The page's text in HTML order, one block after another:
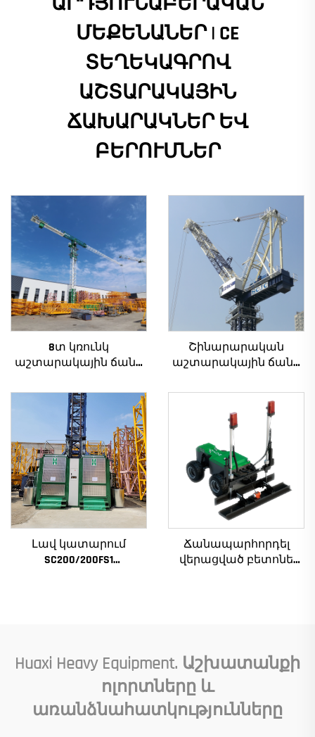
ՄԵՔԵՆԱՆԵՐ | CE
ՏԵՂԵԿԱԳՐՈՎ
ԱՇՏԱՐԱԿԱՅԻՆ
ՃԱԽԱՐԱԿՆԵՐ ԵՎ
ԲԵՐՈՒՄՆԵՐ
8տ կռունկ
աշտարակային ճանկ
մրցունակ գնով
Շինարարական
աշտարակային ճանկ
բեռնամբարի
հզորությամբ, նոր
ատամնանիվի արկղ,
ատամնանիվի շարժիչ,
աստիճանավոր
ստորին մաս
Լավ կատարում
SC200/200FS1
Ճանապարհորդել
վերացված բետոնե
Huaxi Heavy Equipment. Աշխատանքի
ոլորտները և
առանձնահատկությունները